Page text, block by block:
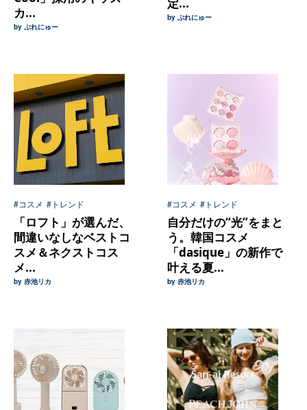
カ...
by ぷれにゅー
by ぷれにゅー
#コスメ #トレンド
「ロフト」が選んだ、
間違いなしなベストコ
スメ＆ネクストコス
メ...
by 赤池リカ
#コスメ #トレンド
自分だけの“光”をまと
う。韓国コスメ
「dasique」の新作で
叶える夏...
by 赤池リカ